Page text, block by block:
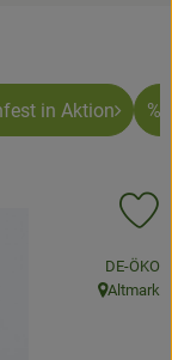
in Aktion %
,DE-ÖKO
, Herkunft:
Altmark